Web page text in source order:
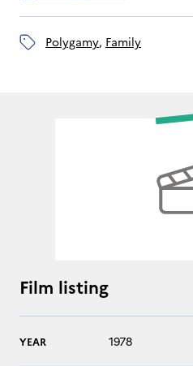
polygamy, family
Film listing
YEAR 1978